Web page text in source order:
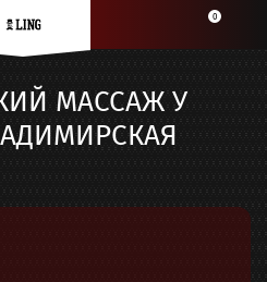
0
МАССАЖ У